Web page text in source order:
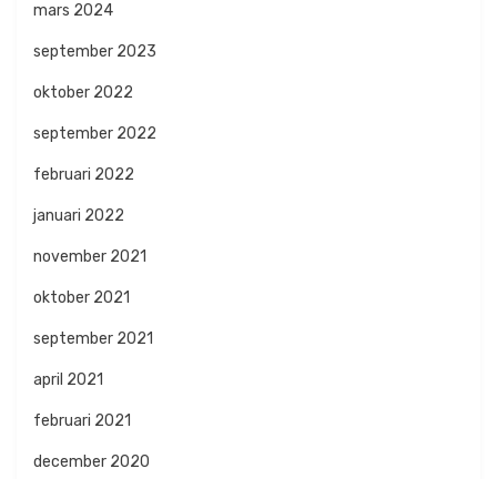
mars 2024
september 2023
oktober 2022
september 2022
februari 2022
januari 2022
november 2021
oktober 2021
september 2021
april 2021
februari 2021
december 2020